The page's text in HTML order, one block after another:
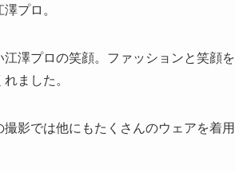
プロ。
澤プロの笑顔。ファッションと笑顔を
ました。
影では他にもたくさんのウェアを着用